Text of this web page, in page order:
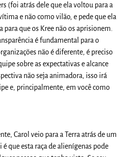
(foi atrás dele que ela voltou para a
e não como vilão, e pede que ela
que os Kree não os aprisionem.
é fundamental para o
não é diferente, é preciso
sobre as expectativas e alcance
não seja animadora, isso irá
e, principalmente, em você como
Carol veio para a Terra atrás de um
que esta raça de alienígenas pode